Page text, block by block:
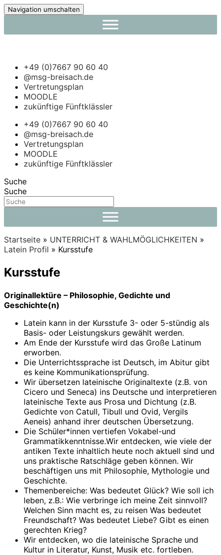
Navigation umschalten
+49 (0)7667 90 60 40
@msg-breisach.de
Vertretungsplan
MOODLE
zukünftige Fünftklässler
+49 (0)7667 90 60 40
@msg-breisach.de
Vertretungsplan
MOODLE
zukünftige Fünftklässler
Suche
Suche
Startseite » UNTERRICHT & WAHLMÖGLICHKEITEN »
Latein Profil » Kursstufe
Kursstufe
Originallektüre – Philosophie, Gedichte und
Geschichte(n)
Latein kann in der Kursstufe 3- oder 5-stündig als
Basis- oder Leistungskurs gewählt werden.
Am Ende der Kursstufe wird das Große Latinum
erworben.
Die Unterrichtssprache ist Deutsch, im Abitur gibt
es keine Kommunikationsprüfung.
Wir übersetzen lateinische Originaltexte (z.B. von
Cicero und Seneca) ins Deutsche und interpretieren
lateinische Texte aus Prosa und Dichtung (z.B.
Gedichte von Catull, Tibull und Ovid, Vergils
Aeneis) anhand ihrer deutschen Übersetzung.
Die Schüler*innen vertiefen Vokabel-und
Grammatikkenntnisse.Wir entdecken, wie viele der
antiken Texte inhaltlich heute noch aktuell sind und
uns praktische Ratschläge geben können. Wir
beschäftigen uns mit Philosophie, Mythologie und
Geschichte.
Themenbereiche: Was bedeutet Glück? Wie soll ich
leben, z.B.: Wie verbringe ich meine Zeit sinnvoll?
Welchen Sinn macht es, zu reisen Was bedeutet
Freundschaft? Was bedeutet Liebe? Gibt es einen
gerechten Krieg?
Wir entdecken, wo die lateinische Sprache und
Kultur in Literatur, Kunst, Musik etc. fortleben.